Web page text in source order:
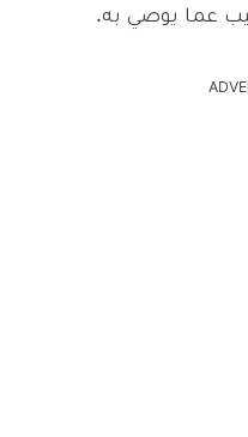
عما يوصي به.